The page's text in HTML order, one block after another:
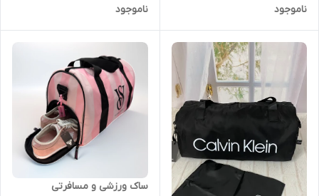
ناموجود ناموجود
ساک ورزشی و مسافرتی